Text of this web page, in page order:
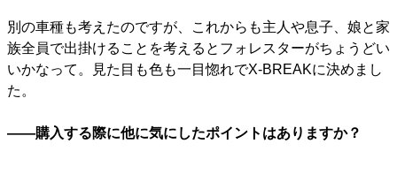
別の車種も考えたのですが、これからも主人や息子、娘と家
族全員で出掛けることを考えるとフォレスターがちょうどい
いかなって。見た目も色も一目惚れでX-BREAKに決めまし
た。
――購入する際に他に気にしたポイントはありますか？